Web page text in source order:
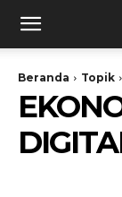
Beranda Topik